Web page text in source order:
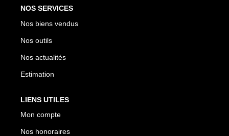
NOS SERVICES
Nos biens vendus
Nos outils
Nos actualités
Estimation
LIENS UTILES
Mon compte
Nos honoraires